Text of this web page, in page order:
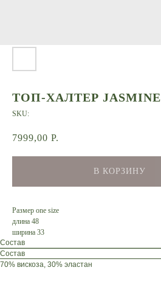
ТОП-ХАЛТЕР JASMINE
SKU:
7999,00 Р.
В КОРЗИНУ
Размер one size
длина 48
ширина 33
Состав
Состав
70% вискоза, 30% эластан